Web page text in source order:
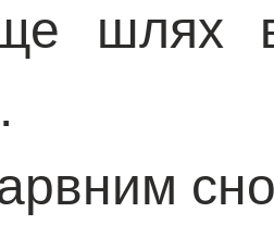
шлях